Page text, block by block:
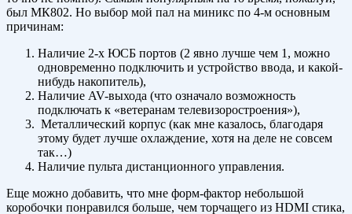
был МК802. Но выбор мой пал на миникс по 4-м основным
причинам:
Наличие 2-х ЮСБ портов (2 явно лучше чем 1, можно
одновременно подключить и устройство ввода, и какой-
нибудь накопитель),
Наличие AV-выхода (что означало возможность
подключать к «ветеранам телевизоростроения»),
Металлический корпус (как мне казалось, благодаря
этому будет лучше охлаждение, хотя на деле не совсем
так…)
Наличие пульта дистанционного управления.
Еще можно добавить, что мне форм-фактор небольшой
коробочки понравился больше, чем торчащего из HDMI стика,